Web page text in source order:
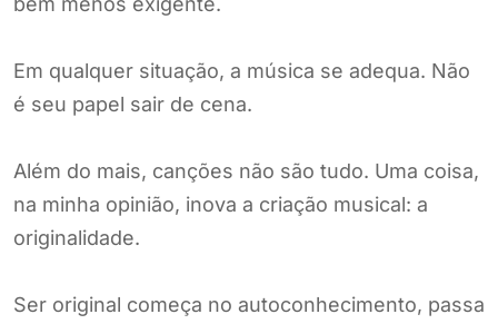
Em qualquer situação, a música se adequa. Não
é seu papel sair de cena.
Além do mais, canções não são tudo. Uma coisa,
na minha opinião, inova a criação musical: a
originalidade.
Ser original começa no autoconhecimento, passa